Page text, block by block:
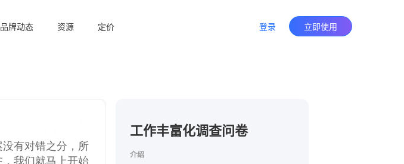
品牌动态 资源 定价 登录 立即使用
工作丰富化调查问卷
介绍